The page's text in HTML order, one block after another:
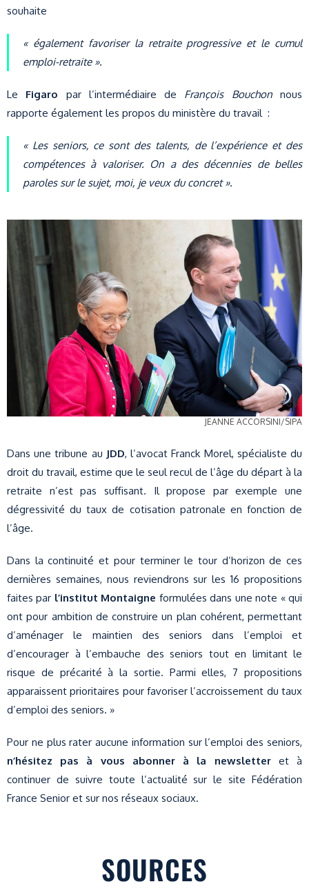
souhaite
« également favoriser la retraite progressive et le cumul
emploi-retraite ».
Le Figaro par l’intermédiaire de François Bouchonnous
rapporte également les propos du ministère du travail :
« Les seniors, ce sont des talents, de l’expérience et des
compétences à valoriser. On a des décennies de belles
paroles sur le sujet, moi, je veux du concret ».
JEANNE ACCORSINI/SIPA
Dans une tribune au JDD, l’avocat Franck Morel, spécialiste du
droit du travail, estime que le seul recul de l’âge du départ à la
retraite n’est pas suffisant. Il propose par exemple une
dégressivité du taux de cotisation patronale en fonction de
l’âge.
Dans la continuité et pour terminer le tour d’horizon de ces
dernières semaines, nous reviendrons sur les 16 propositions
faites par l’institut Montaigne formulées dans une note « qui
ont pour ambition de construire un plan cohérent, permettant
d’aménager le maintien des seniors dans l’emploi et
d’encourager à l’embauche des seniors tout en limitant le
risque de précarité à la sortie. Parmi elles, 7 propositions
apparaissent prioritaires pour favoriser l’accroissement du taux
d’emploi des seniors. »
Pour ne plus rater aucune information sur l’emploi des seniors,
n’hésitez pas à vous abonner à la newsletteret à
continuer de suivre toute l’actualité sur le site Fédération
France Senior et sur nos réseaux sociaux.
SOURCES